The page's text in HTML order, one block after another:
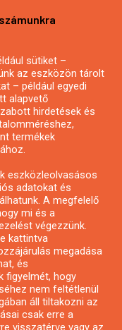
sütiket –
az eszközön tárolt
– például egyedi
alapvető
hirdetések és
termékek
eszközleolvasásos
adatokat és
A megfelelő
mi és a
végezzünk.
kattintva
megadása
és
figyelmét, hogy
nem feltétlenül
áll tiltakozni az
csak erre a
visszatérve vagy az